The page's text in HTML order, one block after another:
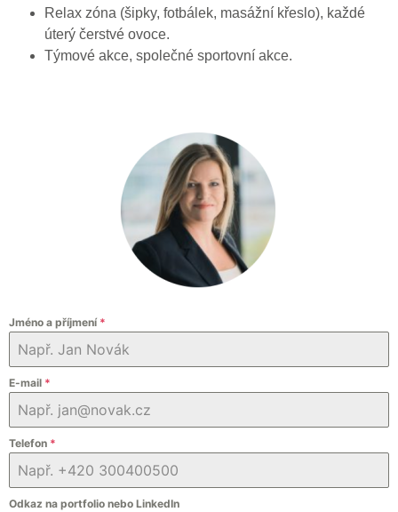
Relax zóna (šipky, fotbálek, masážní křeslo), každé
úterý čerstvé ovoce.
Týmové akce, společné sportovní akce.
Jméno a příjmení *
E-mail *
Telefon *
Odkaz na portfolio nebo LinkedIn